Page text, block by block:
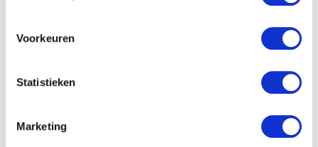
locatie, die tot een paar meter nauwkeurig kan zijn
scannen op specifieke eigenschappen (fingerprinting)
detailgedeeltein.
U kunt uw toestemming op elk moment wijzigen of
We gebruiken cookies om content en advertenties te
Voorkeuren
Statistieken
Marketing